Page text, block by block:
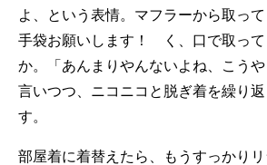
よ、という表情。マフラーから取っ
手袋お願いします！ く、口で取って
か。「あんまりやんないよね、こう
言いつつ、ニコニコと脱ぎ着を繰り
す。
部屋着に着替えたら、もうすっかりリ